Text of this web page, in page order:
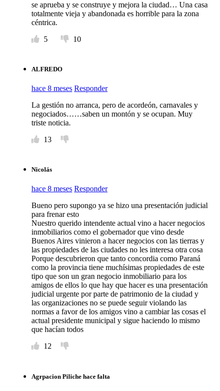
se aprueba y se construye y mejora la ciudad… Una casa
totalmente vieja y abandonada es horrible para la zona
céntrica.
5
10
ALFREDO
hace 8 meses Responder
La gestión no arranca, pero de acordeón, carnavales y
negociados……saben un montón y se ocupan. Muy
triste noticia.
13
Nicolás
hace 8 meses Responder
Bueno pero supongo ya se hizo una presentación judicial
para frenar esto
Nuestro querido intendente actual vino a hacer negocios
inmobiliarios como el gobernador que vino desde
Buenos Aires vinieron a hacer negocios con las tierras y
las propiedades de las ciudades no les interesa otra cosa
Porque descubrieron que tanto concordia como Paraná
como la provincia tiene muchísimas propiedades de este
tipo que son un gran negocio inmobiliario para los
amigos de ellos lo que hay que hacer es una presentación
judicial urgente por parte de patrimonio de la ciudad y
las organizaciones no se puede seguir violando las
normas a favor de los amigos vino a cambiar las cosas el
actual presidente municipal y sigue haciendo lo mismo
que hacían todos
12
Agrpacion Piliche hace falta